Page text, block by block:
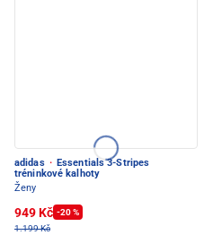
adidas · Essentials 3-Stripes
tréninkové kalhoty
Ženy
949 Kč -20 %
1.199 Kč